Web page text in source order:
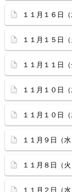
１１月１６日
１１月１５日
１１月１１日
１１月１０日
１１月１０日
１１月９日（
１１月８日（
１１月２日（